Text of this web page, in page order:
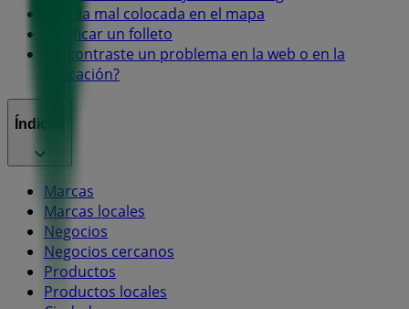
Tienda mal colocada en el mapa
Notificar un folleto
¿Encontraste un problema en la web o en la
aplicación?
Índices
Marcas
Marcas locales
Negocios
Negocios cercanos
Productos
Productos locales